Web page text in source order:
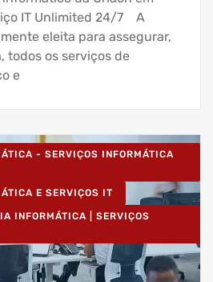
IT Unlimited 24/7 A
eleita para assegurar,
todos os serviços de
e
- SERVIÇOS INFORMÁTICA
E SERVIÇOS IT
INFORMÁTICA | SERVIÇOS